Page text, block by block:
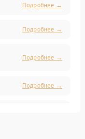
Подробнее →
Подробнее →
Подробнее →
Подробнее →